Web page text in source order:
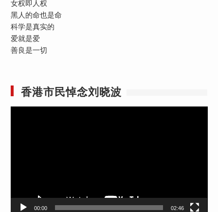
女权即人权
黑人的命也是命
科学是真实的
爱就是爱
善良是一切
香港市民悼念刘晓波
00:00 02:46